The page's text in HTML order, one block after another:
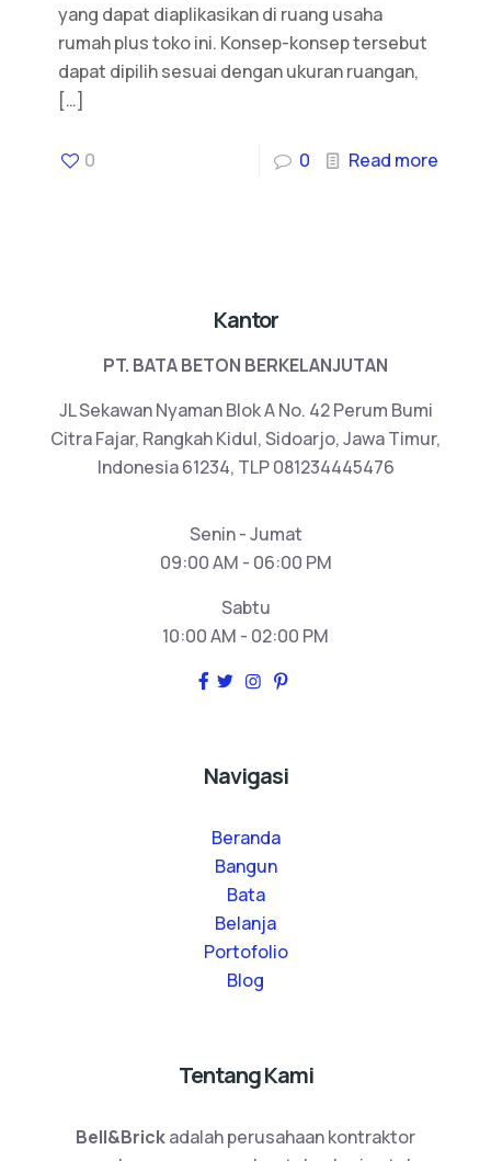
yang dapat diaplikasikan di ruang usaha
rumah plus toko ini. Konsep-konsep tersebut
dapat dipilih sesuai dengan ukuran ruangan,
[…]
0 0 Read more
Kantor
PT. BATA BETON BERKELANJUTAN
JL Sekawan Nyaman Blok A No. 42 Perum Bumi
Citra Fajar, Rangkah Kidul, Sidoarjo, Jawa Timur,
Indonesia 61234, TLP 081234445476
Senin - Jumat
09:00 AM - 06:00 PM
Sabtu
10:00 AM - 02:00 PM
Navigasi
Beranda
Bangun
Bata
Belanja
Portofolio
Blog
Tentang Kami
Bell&Brickadalah perusahaan kontraktor